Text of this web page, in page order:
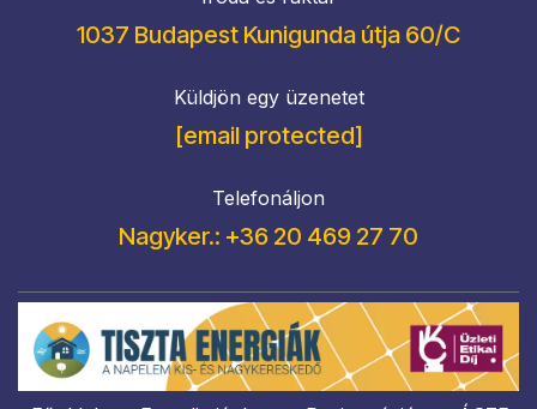
1037 Budapest Kunigunda útja 60/C
Küldjön egy üzenetet
[email protected]
Telefonáljon
Nagyker.: +36 20 469 27 70